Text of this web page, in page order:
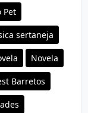
Pet
sertaneja
Novela
Barretos